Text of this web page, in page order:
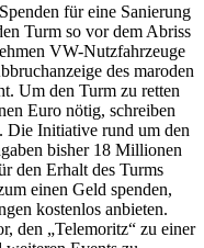
für eine Sanierung
Turm so vor dem Abriss
VW-Nutzfahrzeuge
des maroden
Um den Turm zu retten
Euro nötig, schreiben
Die Initiative rund um den
bisher 18 Millionen
den Erhalt des Turms
einen Geld spenden,
kostenlos anbieten.
den „Telemoritz“ zu einer